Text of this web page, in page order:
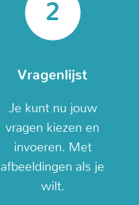
Vragenlijst
Je kunt nu jouw
vragen kiezen en
invoeren. Met
afbeeldingen als je
wilt.